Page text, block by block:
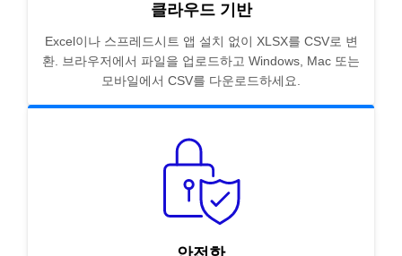
클라우드 기반
Excel이나 스프레드시트 앱 설치 없이 XLSX를 CSV로 변
환. 브라우저에서 파일을 업로드하고 Windows, Mac 또는
모바일에서 CSV를 다운로드하세요.